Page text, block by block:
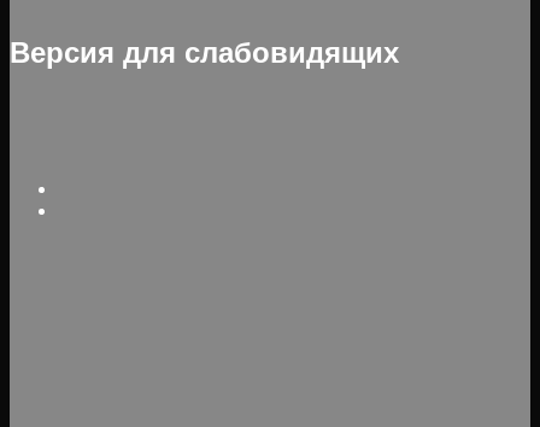
Версия для слабовидящих